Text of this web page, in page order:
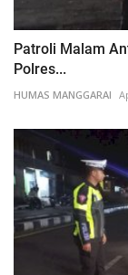
Patroli Malam
Polres...
HUMAS MANGGARAI